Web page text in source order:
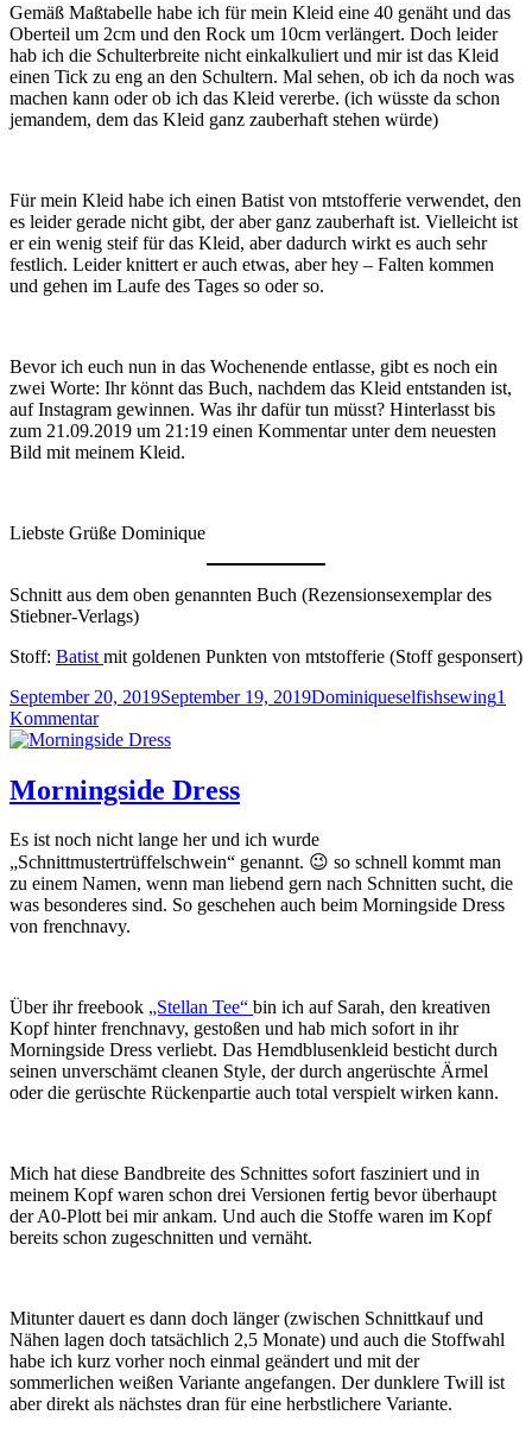
Gemäß Maßtabelle habe ich für mein Kleid eine 40 genäht und das
Oberteil um 2cm und den Rock um 10cm verlängert. Doch leider
hab ich die Schulterbreite nicht einkalkuliert und mir ist das Kleid
einen Tick zu eng an den Schultern. Mal sehen, ob ich da noch was
machen kann oder ob ich das Kleid vererbe. (ich wüsste da schon
jemandem, dem das Kleid ganz zauberhaft stehen würde)
Für mein Kleid habe ich einen Batist von mtstofferie verwendet, den
es leider gerade nicht gibt, der aber ganz zauberhaft ist. Vielleicht ist
er ein wenig steif für das Kleid, aber dadurch wirkt es auch sehr
festlich. Leider knittert er auch etwas, aber hey – Falten kommen
und gehen im Laufe des Tages so oder so.
Bevor ich euch nun in das Wochenende entlasse, gibt es noch ein
zwei Worte: Ihr könnt das Buch, nachdem das Kleid entstanden ist,
auf Instagram gewinnen. Was ihr dafür tun müsst? Hinterlasst bis
zum 21.09.2019 um 21:19 einen Kommentar unter dem neuesten
Bild mit meinem Kleid.
Liebste Grüße Dominique
Schnitt aus dem oben genannten Buch (Rezensionsexemplar des
Stiebner-Verlags)
Stoff: Batist mit goldenen Punkten von mtstofferie (Stoff gesponsert)
Veröffentlicht
am
September 20, 2019September 19, 2019Autor
DominiqueKategorien
selfishsewing1
Kommentarzu
Stiebner
Selbstgenähte
Garderobe
Maß
Morningside Dress
Es ist noch nicht lange her und ich wurde
„Schnittmustertrüffelschwein“ genannt. 😉 so schnell kommt man
zu einem Namen, wenn man liebend gern nach Schnitten sucht, die
was besonderes sind. So geschehen auch beim Morningside Dress
von frenchnavy.
Über ihr freebook „Stellan Tee“ bin ich auf Sarah, den kreativen
Kopf hinter frenchnavy, gestoßen und hab mich sofort in ihr
Morningside Dress verliebt. Das Hemdblusenkleid besticht durch
seinen unverschämt cleanen Style, der durch angerüschte Ärmel
oder die gerüschte Rückenpartie auch total verspielt wirken kann.
Mich hat diese Bandbreite des Schnittes sofort fasziniert und in
meinem Kopf waren schon drei Versionen fertig bevor überhaupt
der A0-Plott bei mir ankam. Und auch die Stoffe waren im Kopf
bereits schon zugeschnitten und vernäht.
Mitunter dauert es dann doch länger (zwischen Schnittkauf und
Nähen lagen doch tatsächlich 2,5 Monate) und auch die Stoffwahl
habe ich kurz vorher noch einmal geändert und mit der
sommerlichen weißen Variante angefangen. Der dunklere Twill ist
aber direkt als nächstes dran für eine herbstlichere Variante.